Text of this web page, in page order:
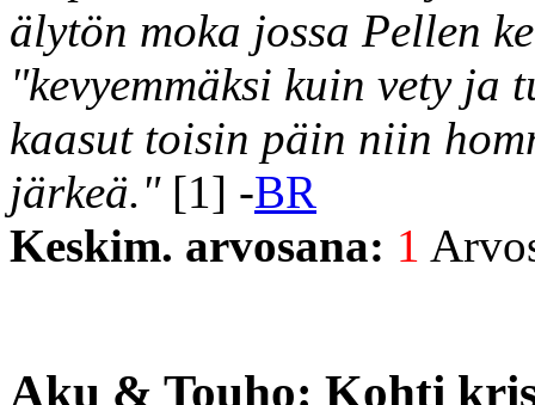
älytön moka jossa Pellen
"kevyemmäksi kuin vety
kaasut toisin päin niin
järkeä."[1] -BR
Keskim. arvosana: 1
Aku & Touho: Kohti